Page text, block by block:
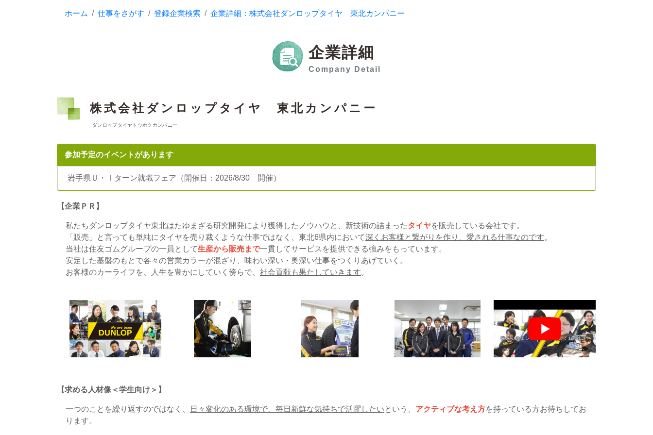
ホーム 仕事をさがす 登録企業検索 企業詳細：株式会社ダンロップタイヤ 東北カンパニー
企業詳細
Company Detail
株式会社ダンロップタイヤ 東北カンパニー
ダンロップタイヤトウホクカンパニー
参加予定のイベントがあります
岩手県Ｕ・Ｉターン就職フェア（開催日：2026/8/30 開催）
【企業ＰＲ】
私たちダンロップタイヤ東北はたゆまざる研究開発により獲得したノウハウと、新技術の詰まったタイヤを販売している会社です。
「販売」と言っても単純にタイヤを売り裁くような仕事ではなく、東北6県内において深くお客様と繋がりを作り、愛される仕事なのです。
当社は住友ゴムグループの一員として生産から販売まで一貫してサービスを提供できる強みをもっています。
安定した基盤のもとで各々の営業カラーが混ざり、味わい深い・奥深い仕事をつくりあげていく。
お客様のカーライフを、人生を豊かにしていく傍らで、 社会貢献も果たしていきます。
【求める人材像＜学生向け＞】
一つのことを繰り返すのではなく、 日々変化のある環境で、毎日新鮮な気持ちで活躍したい という、 アクティブな考え方を持っている方お待ちしてお
ります。